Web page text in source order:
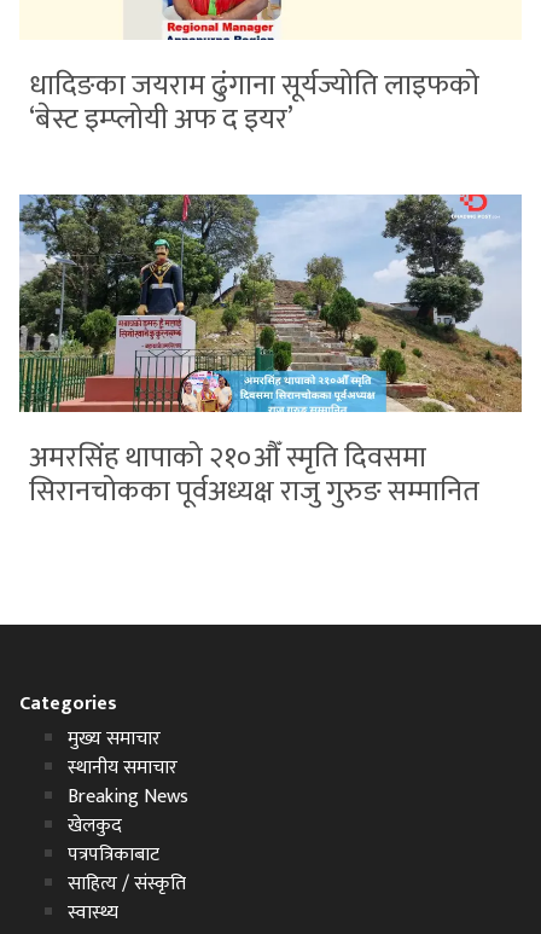
धादिङका जयराम ढुंगाना सूर्यज्योति लाइफको
‘बेस्ट इम्प्लोयी अफ द इयर’
अमरसिंह थापाको २१०औँ स्मृति दिवसमा
सिरानचोकका पूर्वअध्यक्ष राजु गुरुङ सम्मानित
Categories
मुख्य समाचार
स्थानीय समाचार
Breaking News
खेलकुद
पत्रपत्रिकाबाट
साहित्य / संस्कृति
स्वास्थ्य